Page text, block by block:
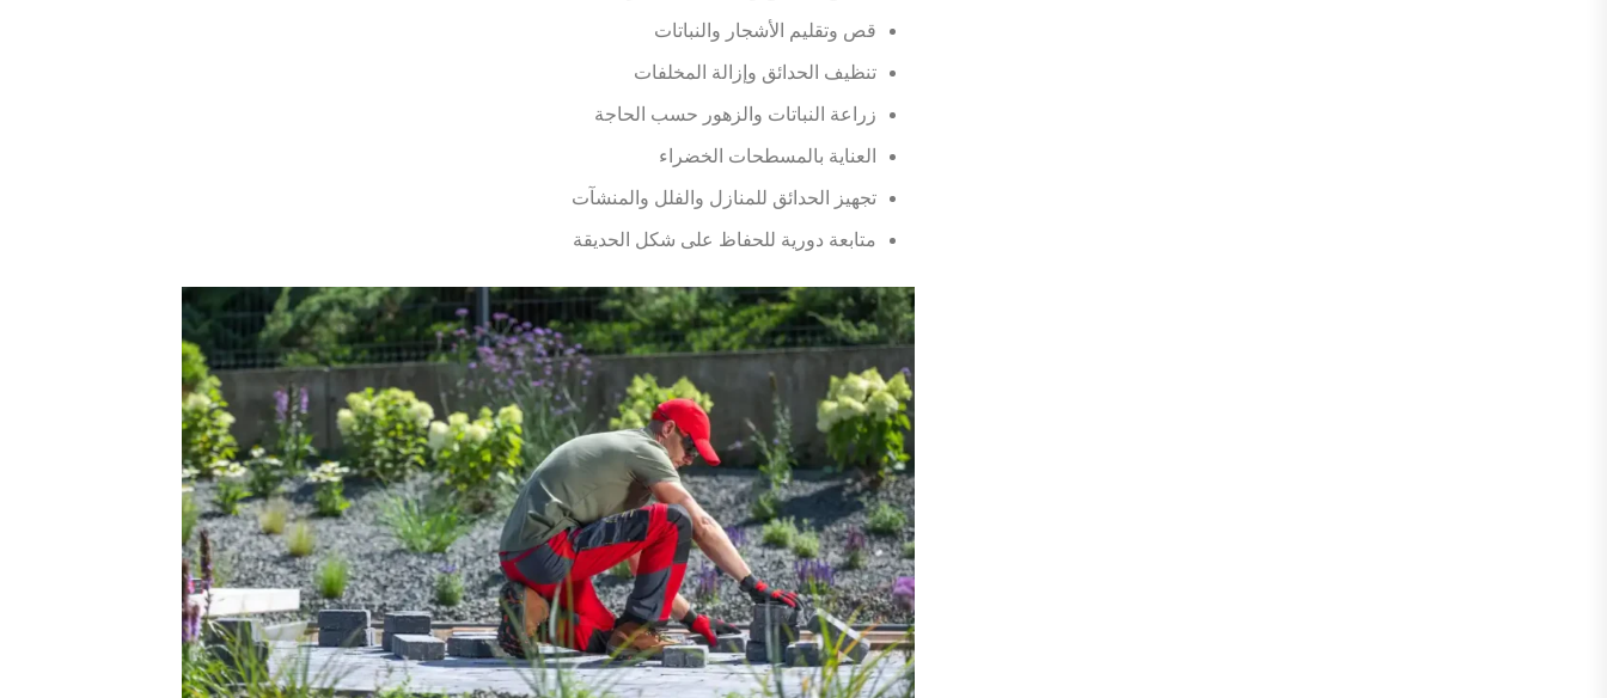
قص وتقليم الأشجار والنباتات
تنظيف الحدائق وإزالة المخلفات
زراعة النباتات والزهور حسب الحاجة
العناية بالمسطحات الخضراء
تجهيز الحدائق للمنازل والفلل والمنشآت
متابعة دورية للحفاظ على شكل الحديقة